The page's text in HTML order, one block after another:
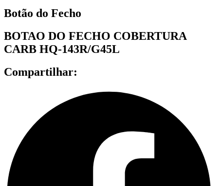
Botão do Fecho
BOTAO DO FECHO COBERTURA
CARB HQ-143R/G45L
Compartilhar: